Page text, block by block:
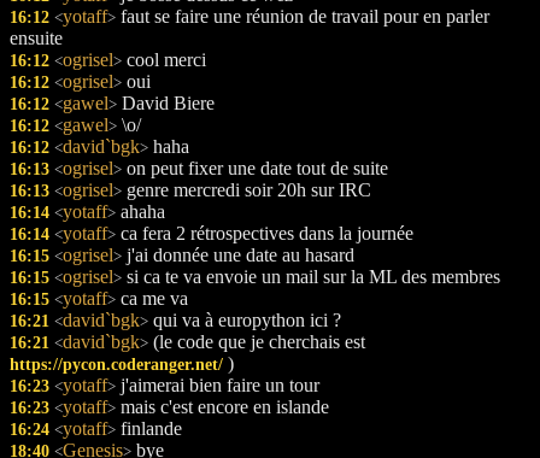
16:12 <yotaff> faut se faire une réunion de travail pour en parler
ensuite
16:12 <ogrisel> cool merci
16:12 <ogrisel> oui
16:12 <gawel> David Biere
16:12 <gawel> \o/
16:12 <david`bgk> haha
16:13 <ogrisel> on peut fixer une date tout de suite
16:13 <ogrisel> genre mercredi soir 20h sur IRC
16:14 <yotaff> ahaha
16:14 <yotaff> ca fera 2 rétrospectives dans la journée
16:15 <ogrisel> j'ai donnée une date au hasard
16:15 <ogrisel> si ca te va envoie un mail sur la ML des membres
16:15 <yotaff> ca me va
16:21 <david`bgk> qui va à europython ici ?
16:21 <david`bgk> (le code que je cherchais est
https://pycon.coderanger.net/ )
16:23 <yotaff> j'aimerai bien faire un tour
16:23 <yotaff> mais c'est encore en islande
16:24 <yotaff> finlande
18:40 <Genesis> bye